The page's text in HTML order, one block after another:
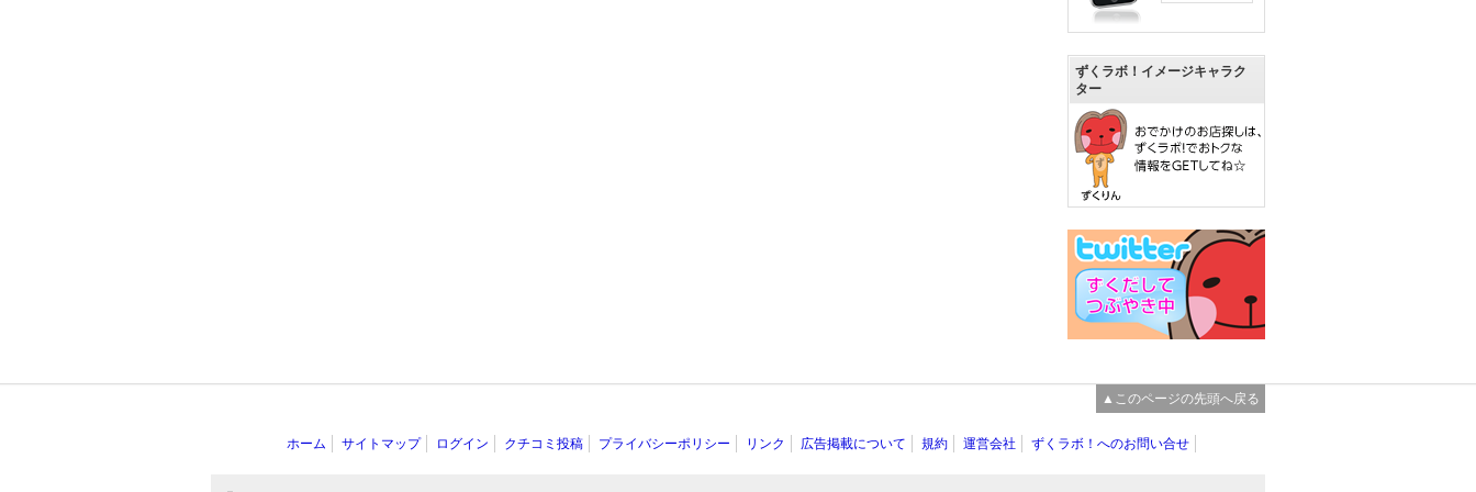
ずくラボ！イメージキャラク
ター
▲このページの先頭へ戻る
ホーム サイトマップ ログイン クチコミ投稿 プライバシーポリシー リンク 広告掲載について 規約 運営会社 ずくラボ！へのお問い合せ